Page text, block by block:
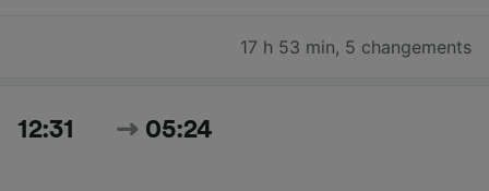
17 h 53 min, 5 changements
12:31 05:24